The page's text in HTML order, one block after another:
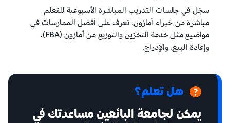
سجّل في جلسات التدريب المباشرة الأسبوعية للتعلم
مباشرة من خبراء أمازون. تعرف على أفضل الممارسات في
مواضيع مثل خدمة التخزين والتوزيع من أمازون (FBA)،
وإعادة البيع، والإدراج.
هل تعلم؟
يمكن لجامعة البائعين مساعدتك في